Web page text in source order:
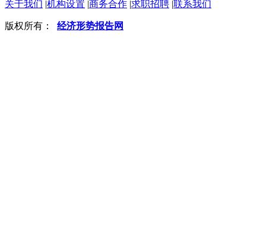
关于我们 |机构设置 |商务合作 |求职招聘 |联系我们
版权所有： 经济形势报告网